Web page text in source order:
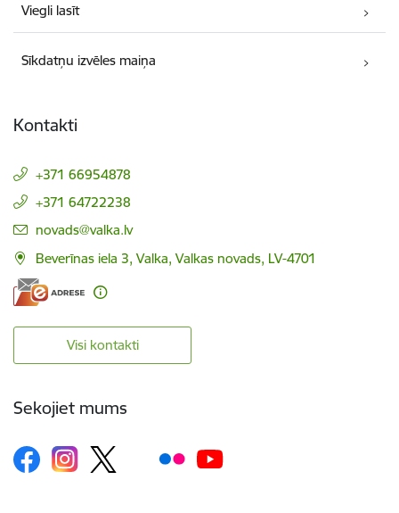
Viegli lasīt
Sīkdatņu izvēles maiņa
Kontakti
+371 66954878
+371 64722238
E-pasts:
novads@valka.lv
Beverīnas iela 3, Valka, Valkas novads, LV-4701
Visi kontakti
Sekojiet mums